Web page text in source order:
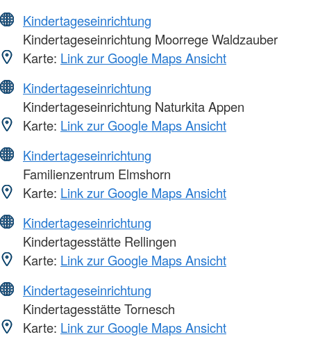
Kindertageseinrichtung
Kindertageseinrichtung Moorrege Waldzauber
Karte: Link zur Google Maps Ansicht
Kindertageseinrichtung
Kindertageseinrichtung Naturkita Appen
Karte: Link zur Google Maps Ansicht
Kindertageseinrichtung
Familienzentrum Elmshorn
Karte: Link zur Google Maps Ansicht
Kindertageseinrichtung
Kindertagesstätte Rellingen
Karte: Link zur Google Maps Ansicht
Kindertageseinrichtung
Kindertagesstätte Tornesch
Karte: Link zur Google Maps Ansicht